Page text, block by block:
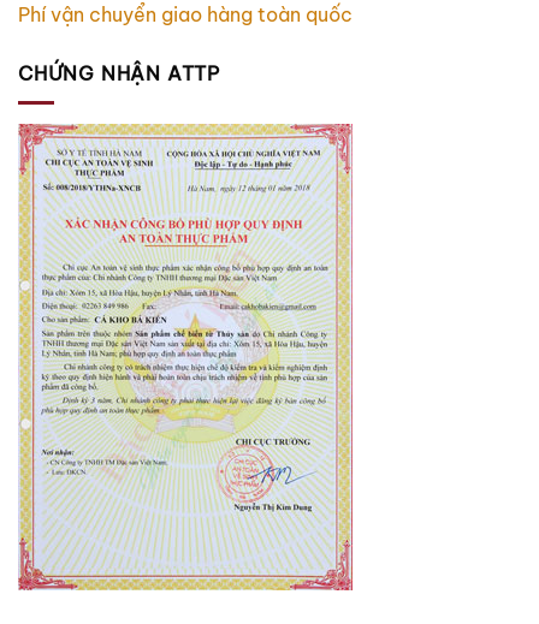
Phí vận chuyển giao hàng toàn quốc
CHỨNG NHẬN ATTP